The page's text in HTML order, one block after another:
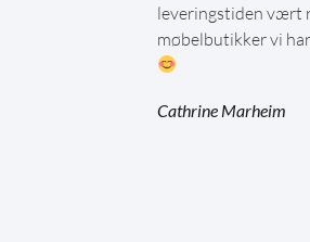
leveringstiden vært
møbelbutikker vi
Cathrine Marheim